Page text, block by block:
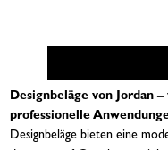
Designbeläge von Jordan
professionelle
Designbeläge bieten eine